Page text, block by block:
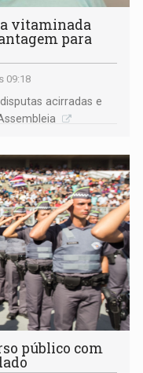
vitaminada
para
09:18
acirradas e
público com